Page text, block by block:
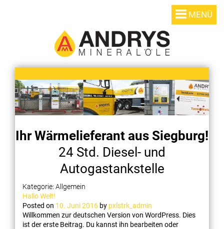
MENÜ
Ihr Wärmelieferant aus Siegburg!
24 Std. Diesel- und
Autogastankstelle
Kategorie: Allgemein
Hallo Welt!
Posted on 10. Juni 2016 by pxlstrk_admin
Willkommen zur deutschen Version von WordPress. Dies
ist der erste Beitrag. Du kannst ihn bearbeiten oder